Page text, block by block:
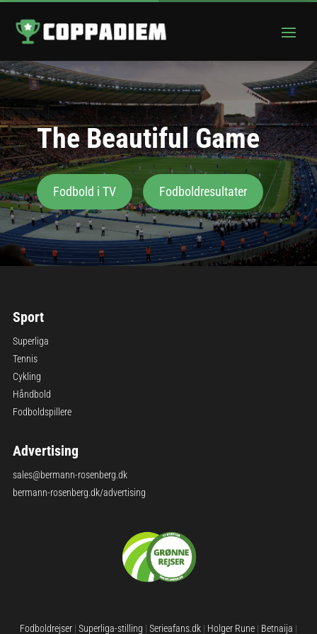
The Beautiful Game
Fodbold i TV Fodboldresultater
Sport
Superliga
Tennis
Cykling
Håndbold
Fodboldspillere
Advertising
sales@bermann-rosenberg.dk
bermann-rosenberg.dk/advertising
Fodboldrejser | Superliga-stilling | Serieafans.dk | Holger Rune | Betnaija |